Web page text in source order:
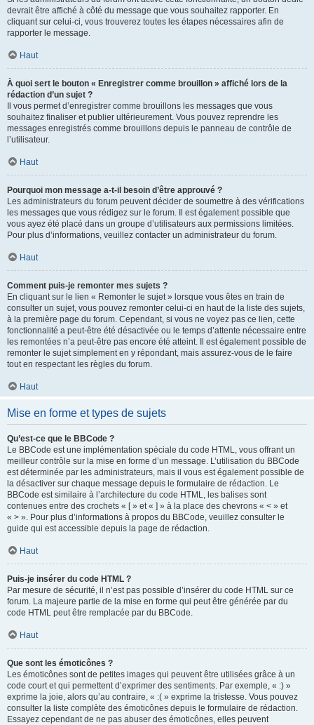
devrait être affiché à côté du message que vous souhaitez rapporter. En
cliquant sur celui-ci, vous trouverez toutes les étapes nécessaires afin de
rapporter le message.
Haut
À quoi sert le bouton « Enregistrer comme brouillon » affiché lors de la
rédaction d’un sujet ?
Il vous permet d’enregistrer comme brouillons les messages que vous
souhaitez finaliser et publier ultérieurement. Vous pouvez reprendre les
messages enregistrés comme brouillons depuis le panneau de contrôle de
l’utilisateur.
Haut
Pourquoi mon message a-t-il besoin d’être approuvé ?
Les administrateurs du forum peuvent décider de soumettre à des vérifications
les messages que vous rédigez sur le forum. Il est également possible que
vous ayez été placé dans un groupe d’utilisateurs aux permissions limitées.
Pour plus d’informations, veuillez contacter un administrateur du forum.
Haut
Comment puis-je remonter mes sujets ?
En cliquant sur le lien « Remonter le sujet » lorsque vous êtes en train de
consulter un sujet, vous pouvez remonter celui-ci en haut de la liste des sujets,
à la première page du forum. Cependant, si vous ne voyez pas ce lien, cette
fonctionnalité a peut-être été désactivée ou le temps d’attente nécessaire entre
les remontées n’a peut-être pas encore été atteint. Il est également possible de
remonter le sujet simplement en y répondant, mais assurez-vous de le faire
tout en respectant les règles du forum.
Haut
Mise en forme et types de sujets
Qu’est-ce que le BBCode ?
Le BBCode est une implémentation spéciale du code HTML, vous offrant un
meilleur contrôle sur la mise en forme d’un message. L’utilisation du BBCode
est déterminée par les administrateurs, mais il vous est également possible de
la désactiver sur chaque message depuis le formulaire de rédaction. Le
BBCode est similaire à l’architecture du code HTML, les balises sont
contenues entre des crochets « [ » et « ] » à la place des chevrons « < » et
« > ». Pour plus d’informations à propos du BBCode, veuillez consulter le
guide qui est accessible depuis la page de rédaction.
Haut
Puis-je insérer du code HTML ?
Par mesure de sécurité, il n’est pas possible d’insérer du code HTML sur ce
forum. La majeure partie de la mise en forme qui peut être générée par du
code HTML peut être remplacée par du BBCode.
Haut
Que sont les émoticônes ?
Les émoticônes sont de petites images qui peuvent être utilisées grâce à un
code court et qui permettent d’exprimer des sentiments. Par exemple, « :) »
exprime la joie, alors qu’au contraire, « :( » exprime la tristesse. Vous pouvez
consulter la liste complète des émoticônes depuis le formulaire de rédaction.
Essayez cependant de ne pas abuser des émoticônes, elles peuvent